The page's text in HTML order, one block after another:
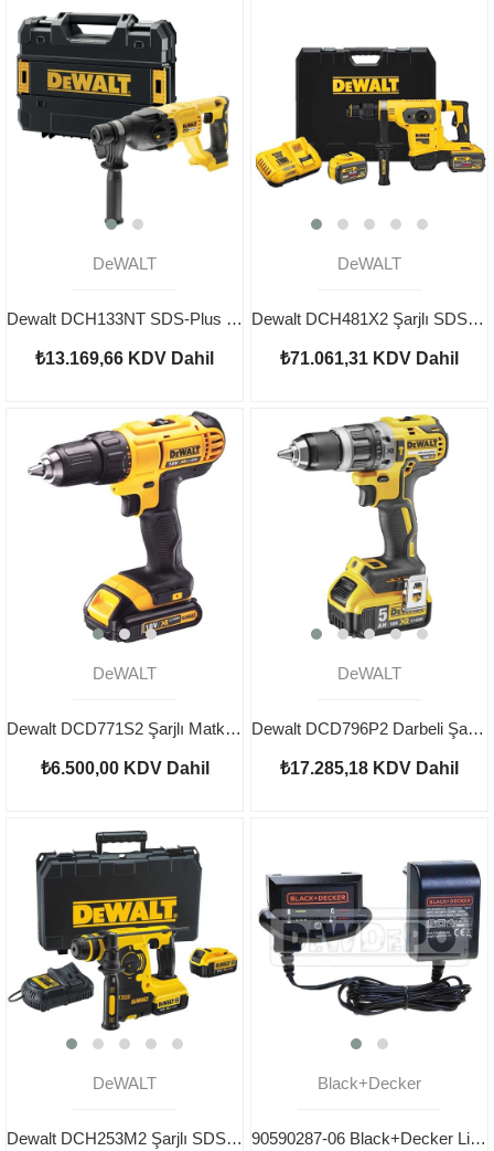
DeWALT
Dewalt DCH133NT SDS-Plus Kırıcı Delici Kömürsüz Aküsüz
₺13.169,66 KDV Dahil
DeWALT
Dewalt DCH481X2 Şarjlı SDS-Max Kırıcı Delici 54v
₺71.061,31 KDV Dahil
DeWALT
Dewalt DCD771S2 Şarjlı Matkap 18v
₺6.500,00 KDV Dahil
DeWALT
Dewalt DCD796P2 Darbeli Şarjlı Matkap 18V 5.0Ah
₺17.285,18 KDV Dahil
DeWALT
Dewalt DCH253M2 Şarjlı SDS-Max Kırıcı Delici
Black+Decker
90590287-06 Black+Decker Lithuim Şarj Cihazı